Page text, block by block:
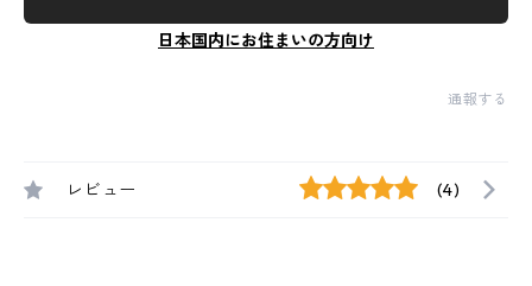
日本国内にお住まいの方向け
通報する
レビュー (4)